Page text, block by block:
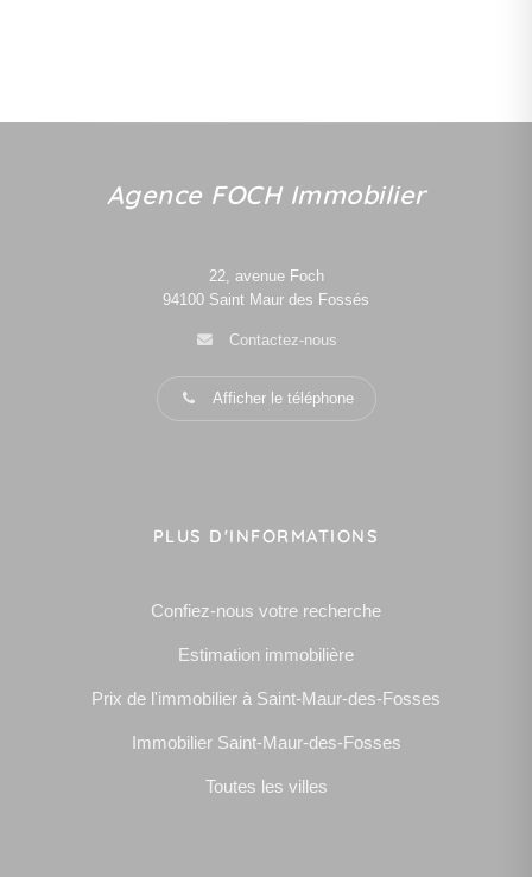
Agence FOCH Immobilier
22, avenue Foch
94100 Saint Maur des Fossés
Contactez-nous
Afficher le téléphone
PLUS D'INFORMATIONS
Confiez-nous votre recherche
Estimation immobilière
Prix de l'immobilier à Saint-Maur-des-Fosses
Immobilier Saint-Maur-des-Fosses
Toutes les villes